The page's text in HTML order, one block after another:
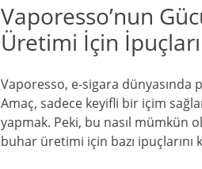
Vaporesso’nun
Üretimi İçin İpuçları
Vaporesso, e-sigara
Amaç, sadece keyifli bir içim
yapmak. Peki, bu nasıl mümkün
buhar üretimi için bazı ipuçlarını